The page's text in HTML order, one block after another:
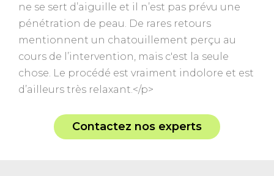
ne se sert d’aiguille et il n’est pas prévu une
pénétration de peau. De rares retours
mentionnent un chatouillement perçu au
cours de l’intervention, mais c'est la seule
chose. Le procédé est vraiment indolore et est
d’ailleurs très relaxant.</p>
Contactez nos experts